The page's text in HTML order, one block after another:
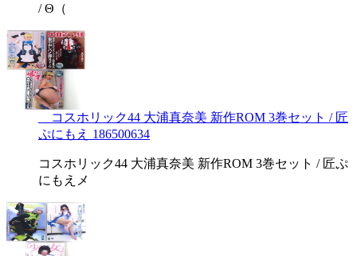
/ Θ（
コスホリック44 大浦真奈美 新作ROM 3巻セット / 匠
ぷにもえ 186500634
コスホリック44 大浦真奈美 新作ROM 3巻セット / 匠ぷ
にもえメ